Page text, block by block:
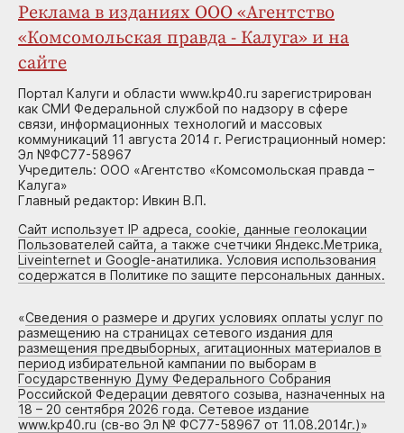
Реклама в изданиях ООО «Агентство
«Комсомольская правда - Калуга» и на
сайте
Портал Калуги и области www.kp40.ru зарегистрирован
как СМИ Федеральной службой по надзору в сфере
связи, информационных технологий и массовых
коммуникаций 11 августа 2014 г. Регистрационный номер:
Эл №ФС77-58967
Учредитель: ООО «Агентство «Комсомольская правда –
Калуга»
Главный редактор: Ивкин В.П.
Сайт использует IP адреса, cookie, данные геолокации
Пользователей сайта, а также счетчики Яндекс.Метрика,
Liveinternet и Google-анатилика. Условия использования
содержатся в Политике по защите персональных данных.
«Сведения о размере и других условиях оплаты услуг по
размещению на страницах сетевого издания для
размещения предвыборных, агитационных материалов в
период избирательной кампании по выборам в
Государственную Думу Федерального Собрания
Российской Федерации девятого созыва, назначенных на
18 – 20 сентября 2026 года. Сетевое издание
www.kp40.ru (св-во Эл № ФС77-58967 от 11.08.2014г.)»